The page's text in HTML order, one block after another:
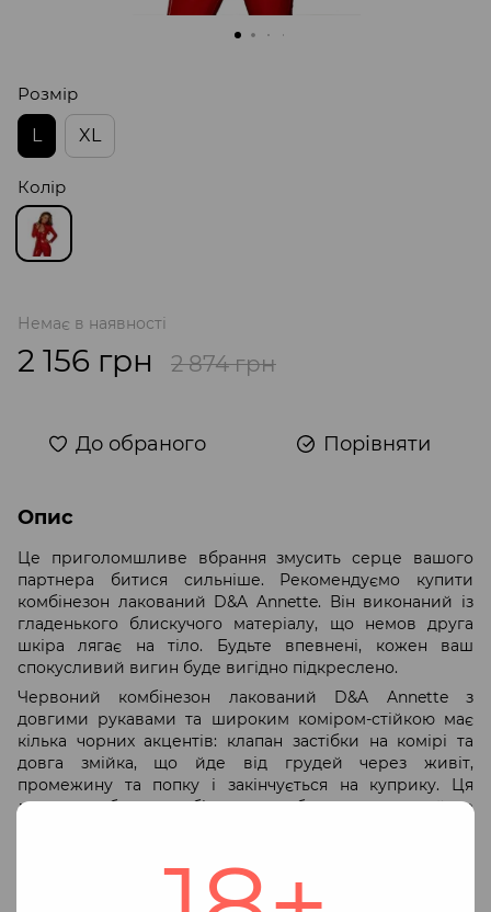
Розмір
L
XL
Колір
Немає в наявності
2 156 грн 2 874 грн
До обраного Порівняти
Опис
Це приголомшливе вбрання змусить серце вашого
партнера битися сильніше. Рекомендуємо купити
комбінезон лакований D&A Annette. Він виконаний із
гладенького блискучого матеріалу, що немов друга
шкіра лягає на тіло. Будьте впевнені, кожен ваш
спокусливий вигин буде вигідно підкреслено.
Червоний комбінезон лакований D&A Annette з
довгими рукавами та широким коміром-стійкою має
кілька чорних акцентів: клапан застібки на комірі та
довга змійка, що йде від грудей через живіт,
промежину та попку і закінчується на куприку. Ця
деталь робить комбінезон особливим, адже його
наполовину відкриває груди.
ВАЖЛИВО! Звертаємо вашу увагу, що розмірна сітка